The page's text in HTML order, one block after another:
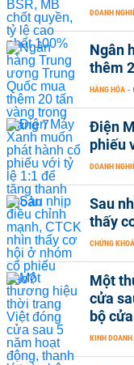
DOANH
Ngân
thêm
HÀNG HÓA -
Điện
phiếu
DOANH
Sau
thấy
CHỨNG
Một
cửa
bộ
KINH DOANH